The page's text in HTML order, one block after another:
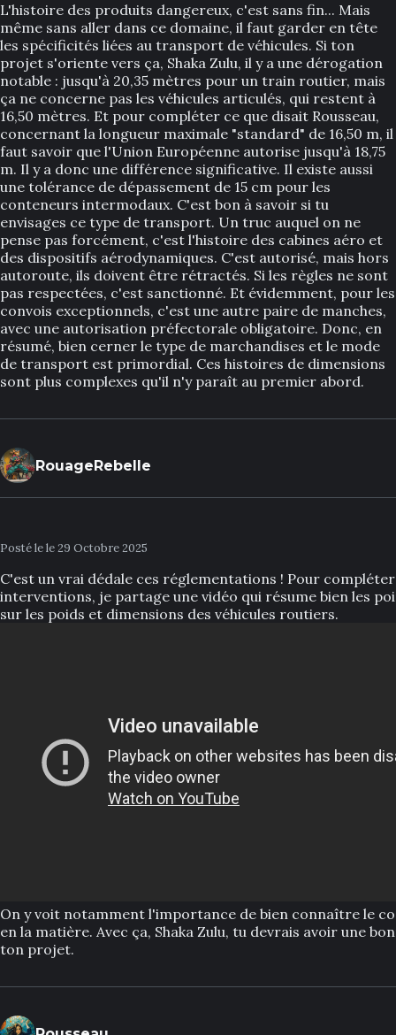
L'histoire des produits dangereux, c'est sans fin... Mais
même sans aller dans ce domaine, il faut garder en tête
les spécificités liées au transport de véhicules. Si ton
projet s'oriente vers ça, Shaka Zulu, il y a une dérogation
notable : jusqu'à 20,35 mètres pour un train routier, mais
ça ne concerne pas les véhicules articulés, qui restent à
16,50 mètres. Et pour compléter ce que disait Rousseau,
concernant la longueur maximale "standard" de 16,50 m, il
faut savoir que l'Union Européenne autorise jusqu'à 18,75
m. Il y a donc une différence significative. Il existe aussi
une tolérance de dépassement de 15 cm pour les
conteneurs intermodaux. C'est bon à savoir si tu
envisages ce type de transport. Un truc auquel on ne
pense pas forcément, c'est l'histoire des cabines aéro et
des dispositifs aérodynamiques. C'est autorisé, mais hors
autoroute, ils doivent être rétractés. Si les règles ne sont
pas respectées, c'est sanctionné. Et évidemment, pour les
convois exceptionnels, c'est une autre paire de manches,
avec une autorisation préfectorale obligatoire. Donc, en
résumé, bien cerner le type de marchandises et le mode
de transport est primordial. Ces histoires de dimensions
sont plus complexes qu'il n'y paraît au premier abord.
RouageRebelle
Posté le le 29 Octobre 2025
C'est un vrai dédale ces réglementations ! Pour
interventions, je partage une vidéo qui résume bien les
sur les poids et dimensions des véhicules routiers.
On y voit notamment l'importance de bien connaître le
en la matière. Avec ça, Shaka Zulu, tu devrais avoir une
ton projet.